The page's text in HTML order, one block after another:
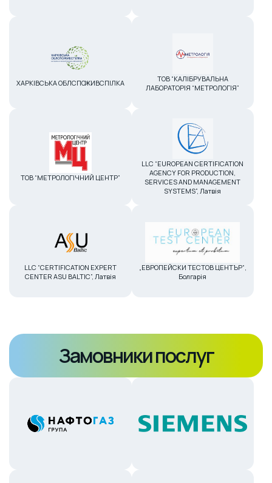
ХАРКІВСЬКА ОБЛСПОЖИВСПІЛКА
ТОВ “КАЛІБРУВАЛЬНА
ЛАБОРАТОРІЯ “МЕТРОЛОГІЯ”
ТОВ “МЕТРОЛОГІЧНИЙ ЦЕНТР”
LLC “EUROPEAN CERTIFICATION
AGENCY FOR PRODUCTION,
SERVICES AND MANAGEMENT
SYSTEMS”, Латвія
LLC “CERTIFICATION EXPERT
CENTER ASU BALTIC”, Латвія
„ЕВРОПЕЙСКИ ТЕСТОВ ЦЕНТЪР“,
Болгарія
Замовники послуг